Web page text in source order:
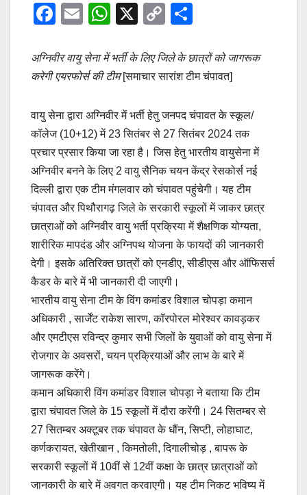
F
c
e
o
o
k
E
ail
W
at
s
p
p
X
C
p
y
n
k
ar
e
अग्निवीर वायु सेना में भर्ती के लिए जिले के छात्रों को जागरूक
करेगी एयरफोर्स की टीम[समाचार सारांश टीम चंपावत]
वायु सेना द्वारा अग्निवीर में भर्ती हेतु जनपद चंपावत के स्कूल/
कॉलेज (10+12) में 23 सितंबर से 27 सितंबर 2024 तक
प्रचार प्रसार किया जा रहा है। जिस हेतु भारतीय वायुसेना में
अग्निवीर बनने के लिए 2 वायु सैनिक चयन केंद्र रेसकोर्स नई
दिल्ली द्वारा एक टीम मंगलवार को चंपावत पहुंचेगी। यह टीम
चंपावत और पिथौरागढ़ जिले के सरकारी स्कूलों में जाकर छात्र
छात्राओं को अग्निवीर वायु भर्ती प्रक्रिया में शैक्षणिक योग्यता,
शारीरिक मापदंड और अग्निपथ योजना के फायदों की जानकारी
देगी। इसके अतिरिक्त छात्रों को एनडीए, सीडीएस और ऑफिसर्स
कैडर के बारे में भी जानकारी दी जाएगी।
भारतीय वायु सेना टीम के विंग कमांडर विशाल चोपड़ा कमान
अधिकारी , सार्जेंट राकेश सारण, कॉरपोरल मोरेश्वर कावड़कर
और एमटीएस रविन्द्र कुमार सभी जिलों के युवाओं को वायु सेना में
रोजगार के अवसरों, चयन प्रक्रियाओं और लाभ के बारे में
जागरूक करेंगे।
कमान अधिकारी विंग कमांडर विशाल चोपड़ा ने बताया कि टीम
द्वारा चंपावत जिले के 15 स्कूलों में दौरा करेंगी। 24 सितम्बर से
27 सितम्बर अक्टूबर तक चंपावत के धौंन, सिप्टी, लोहाघाट,
कर्णकरायत, खेतीखान , किमतोली, दिगालीचोड़ , बापरू के
सरकारी स्कूलों में 10वीं से 12वीं कक्षा के छात्र छात्राओं को
जानकारी के बारे में अवगत करवाएगी। यह टीम निकट भविष्य में